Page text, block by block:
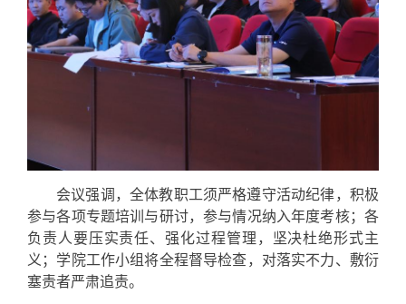
会议强调，全体教职工须严格遵守活动纪律，积极
参与各项专题培训与研讨，参与情况纳入年度考核；各
负责人要压实责任、强化过程管理，坚决杜绝形式主
义；学院工作小组将全程督导检查，对落实不力、敷衍
塞责者严肃追责。